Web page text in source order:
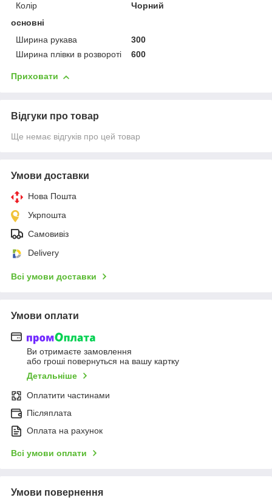
Колір
Чорний
основні
Ширина рукава
300
Ширина плівки в розвороті
600
Приховати
Відгуки про товар
Ще немає відгуків про цей товар
Умови доставки
Нова Пошта
Укрпошта
Самовивіз
Delivery
Всі умови доставки
Умови оплати
Ви отримаєте замовлення
або гроші повернуться на вашу картку
Детальніше
Оплатити частинами
Післяплата
Оплата на рахунок
Всі умови оплати
Умови повернення